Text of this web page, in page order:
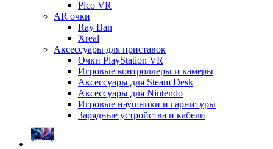
Pico VR
AR очки
Ray Ban
Xreal
Аксессуары для приставок
Очки PlayStation VR
Игровые контроллеры и камеры
Аксессуары для Steam Desk
Аксессуары для Nintendo
Игровые наушники и гарнитуры
Зарядные устройства и кабели